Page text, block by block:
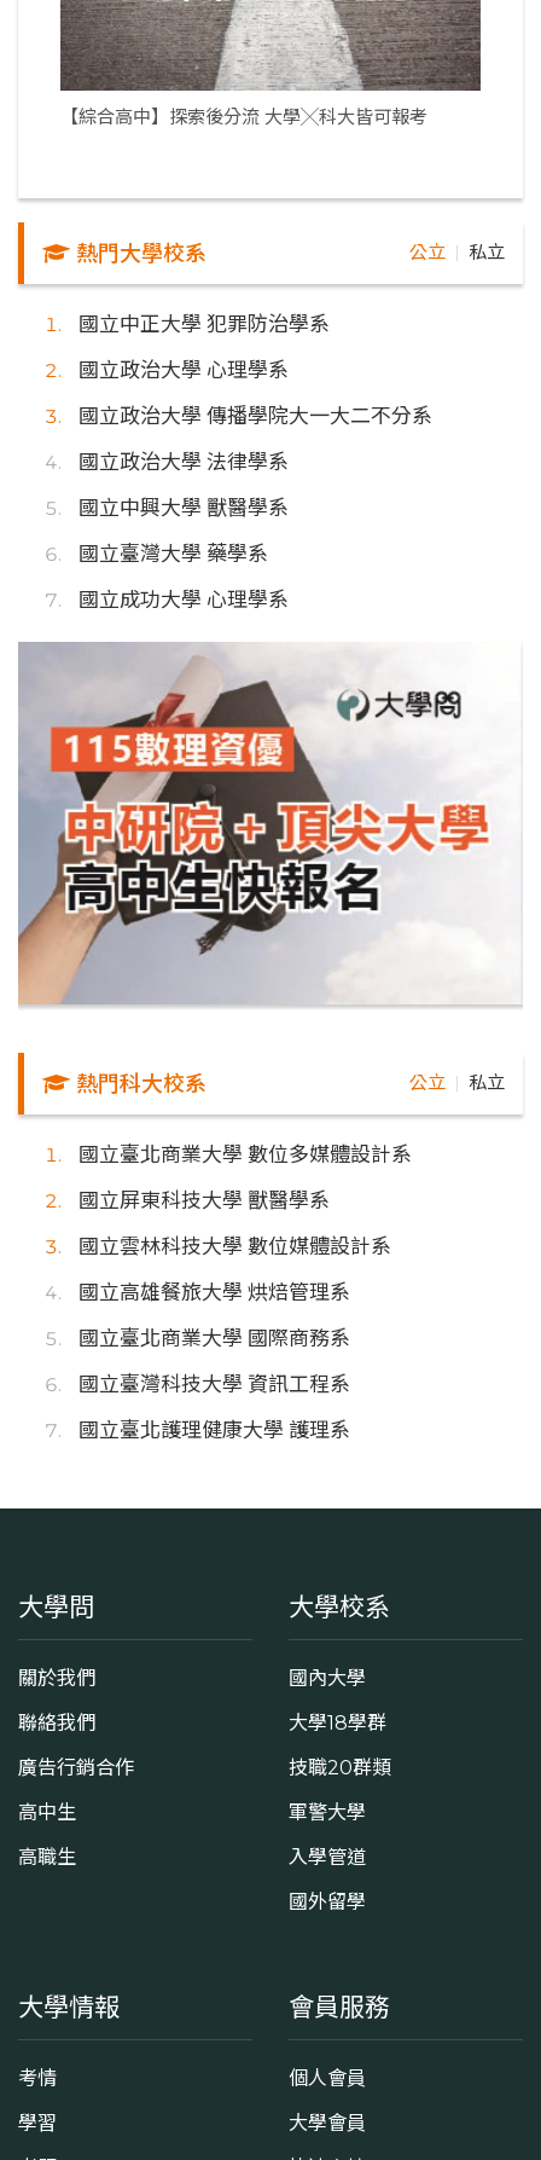
【綜合高中】探索後分流 大學╳科大皆可報考
熱門大學校系 公立 私立
國立中正大學 犯罪防治學系
國立政治大學 心理學系
國立政治大學 傳播學院大一大二不分系
國立政治大學 法律學系
國立中興大學 獸醫學系
國立臺灣大學 藥學系
國立成功大學 心理學系
熱門科大校系 公立 私立
國立臺北商業大學 數位多媒體設計系
國立屏東科技大學 獸醫學系
國立雲林科技大學 數位媒體設計系
國立高雄餐旅大學 烘焙管理系
國立臺北商業大學 國際商務系
國立臺灣科技大學 資訊工程系
國立臺北護理健康大學 護理系
大學問
關於我們
聯絡我們
廣告行銷合作
高中生
高職生
大學校系
國內大學
大學18學群
技職20群類
軍警大學
入學管道
國外留學
大學情報
考情
學習
會員服務
個人會員
大學會員